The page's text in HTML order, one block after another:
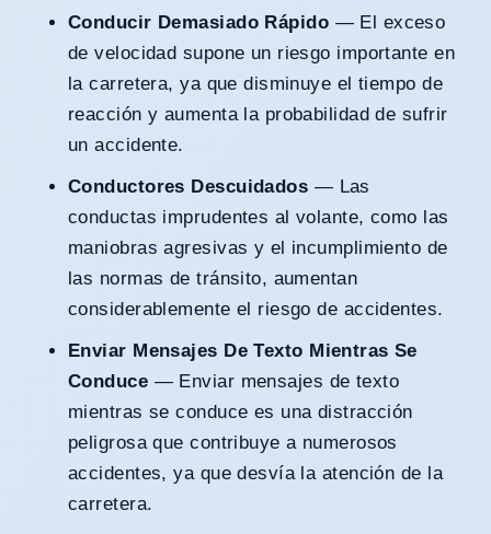
Conducir Demasiado Rápido — El exceso
de velocidad supone un riesgo importante en
la carretera, ya que disminuye el tiempo de
reacción y aumenta la probabilidad de sufrir
un accidente.
Conductores Descuidados — Las
conductas imprudentes al volante, como las
maniobras agresivas y el incumplimiento de
las normas de tránsito, aumentan
considerablemente el riesgo de accidentes.
Enviar Mensajes De Texto Mientras Se
Conduce — Enviar mensajes de texto
mientras se conduce es una distracción
peligrosa que contribuye a numerosos
accidentes, ya que desvía la atención de la
carretera.